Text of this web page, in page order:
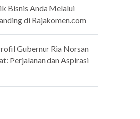
Bisnis Anda Melalui
di Rajakomen.com
Gubernur Ria Norsan
Perjalanan dan Aspirasi